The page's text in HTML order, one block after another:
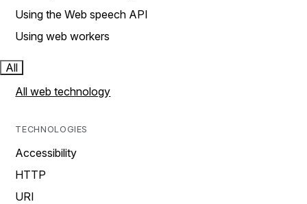
Using the Web speech API
Using web workers
All
All web technology
TECHNOLOGIES
Accessibility
HTTP
URI